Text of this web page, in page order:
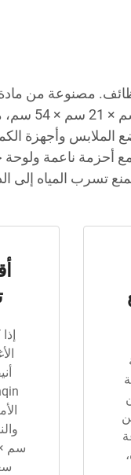
مصنوعة من مادة
الوزن، تم تصميم هذه
وأجهزة
مع أحزمة ناعمة
تسرب المياه إلى